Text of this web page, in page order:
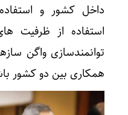
داخل کشور و
استفاده از ظرفیت
توانمندسازی واگن
همکاری بین دو کشور